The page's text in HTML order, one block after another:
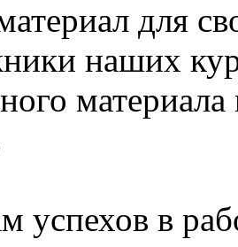
для
наших
успехов в